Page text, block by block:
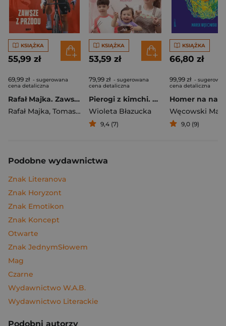
KSIĄŻKA
55,99 zł
69,99 zł - sugerowana
cena detaliczna
Rafał Majka. Zawsze z przodu. Rozmawia Tomasz Kalemba - książka z autografem
Rafał Majka, Tomasz Kalemba
KSIĄŻKA
53,59 zł
79,99 zł - sugerowana
cena detaliczna
Pierogi z kimchi. Moje ulubione azjatyckie przepisy
Wioleta Błazucka
9,4 (7)
KSIĄŻKA
66,80 zł
99,99 zł -
cena detaliczna
Węcowski
9,0 (9)
Podobne wydawnictwa
Znak Literanova
Znak Horyzont
Znak Emotikon
Znak Koncept
Otwarte
Znak JednymSłowem
Mag
Czarne
Wydawnictwo W.A.B.
Wydawnictwo Literackie
Podobni autorzy